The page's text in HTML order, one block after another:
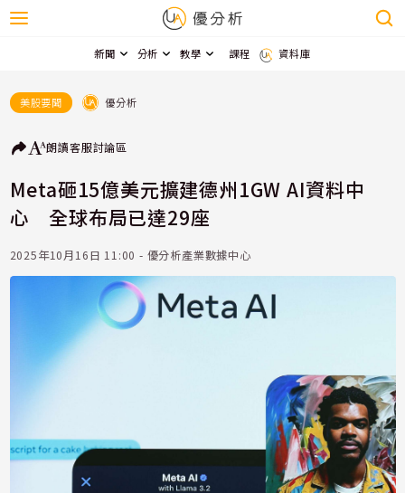
新聞 分析 教學 課程 資料庫
美股要聞 優分析
朗讀客服討論區
Meta砸15億美元擴建德州1GW AI資料中
心 全球布局已達29座
2025年10月16日 11:00 - 優分析產業數據中心